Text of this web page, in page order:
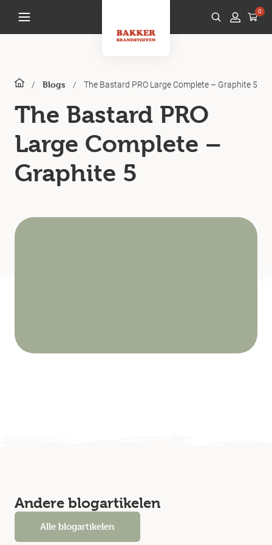
0
/ Blogs / The Bastard PRO Large Complete – Graphite 5
The Bastard PRO
Large Complete –
Graphite 5
Andere blogartikelen
Alle blogartikelen